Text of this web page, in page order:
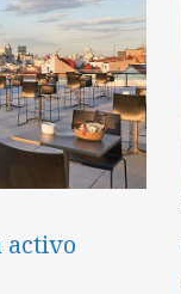
activo